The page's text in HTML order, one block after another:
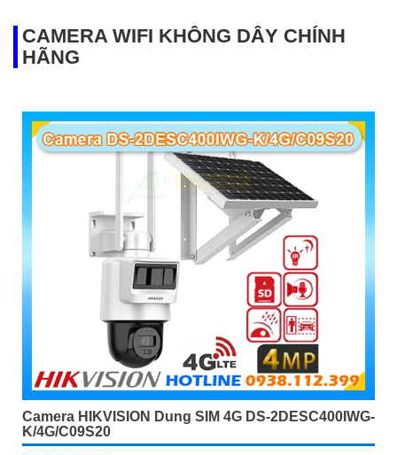
CAMERA WIFI KHÔNG DÂY CHÍNH
HÃNG
Camera HIKVISION Dung SIM 4G DS-2DESC400IWG-
K/4G/C09S20